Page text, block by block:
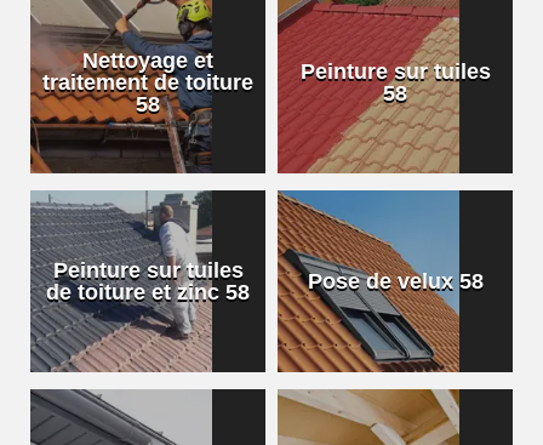
Nettoyage et
traitement de toiture
58
Peinture sur tuiles
58
Peinture sur tuiles
de toiture et zinc 58
Pose de velux 58